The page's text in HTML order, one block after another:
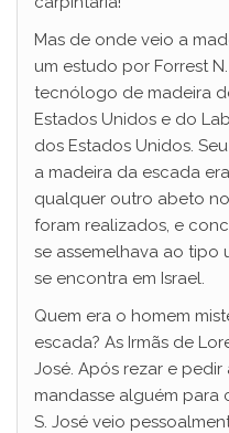
Mas de onde veio a
um estudo por Forrest
tecnólogo de madeira
Estados Unidos e do
dos Estados Unidos.
a madeira da escada
qualquer outro abeto
foram realizados, e
se assemelhava ao tipo
se encontra em Israel.
Quem era o homem
escada? As Irmãs de
José. Após rezar e
mandasse alguém para
S. José veio